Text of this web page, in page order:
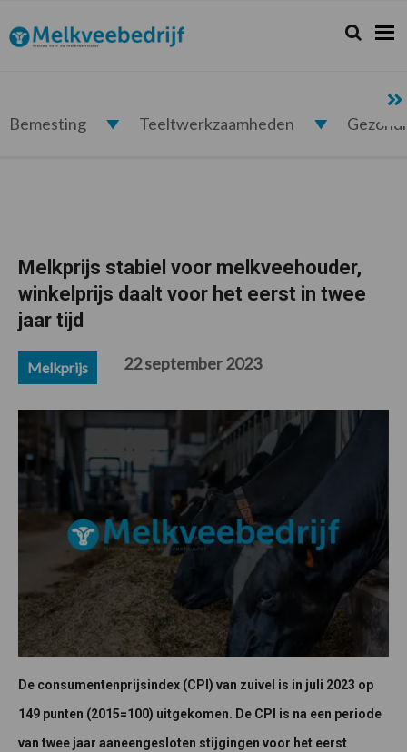
de
hoofdnavigatie
de
hoofd
de
eerste
de
voettekst
Melkveebedrijf.nl Zoeken...
Zoek
Bemesting Teeltwerkzaamheden
Melkprijs stabiel voor melkveehouder,
winkelprijs daalt voor het eerst in twee
jaar tijd
Melkprijs 22 september 2023
De consumentenprijsindex (CPI) van zuivel is in juli 2023 op
149 punten (2015=100) uitgekomen. De CPI is na een periode
van twee jaar aaneengesloten stijgingen voor het eerst